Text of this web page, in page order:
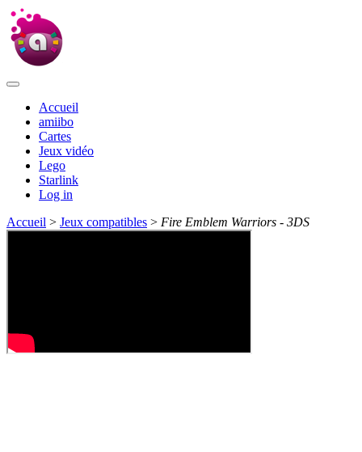
Accueil
amiibo
Cartes
Jeux vidéo
Lego
Starlink
Log in
Accueil > Jeux compatibles > Fire Emblem Warriors - 3DS